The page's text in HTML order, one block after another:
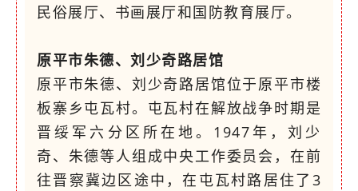
民俗展厅、书画展厅和国防教育展厅。
原平市朱德、刘少奇路居馆
原平市朱德、刘少奇路居馆位于原平市楼
板寨乡屯瓦村。屯瓦村在解放战争时期是
晋绥军六分区所在地。1947年，刘少
奇、朱德等人组成中央工作委员会，在前
往晋察冀边区途中，在屯瓦村路居住了3